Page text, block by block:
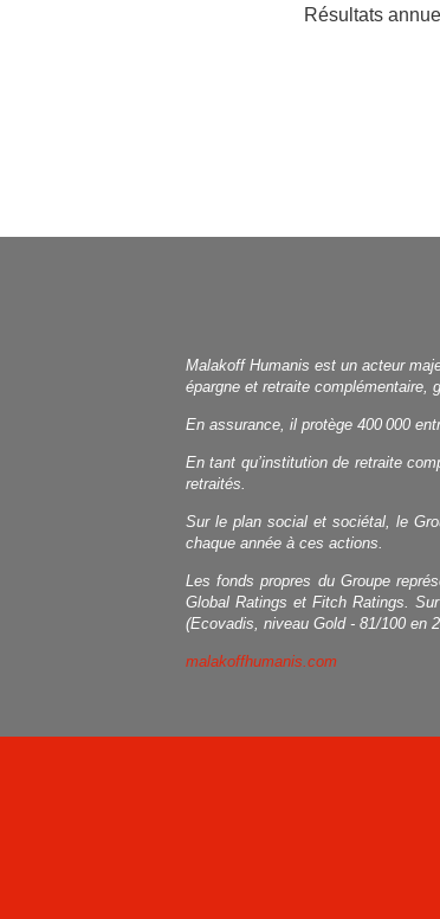
Résultats
Malakoff Humanis est un acteur
épargne et retraite complémentaire,
En assurance, il protège 400 000
En tant qu’institution de retraite
retraités.
Sur le plan social et sociétal, le
chaque année à ces actions.
Les fonds propres du Groupe
Global Ratings et Fitch Ratings.
(Ecovadis, niveau Gold - 81/100 en
malakoffhumanis.com